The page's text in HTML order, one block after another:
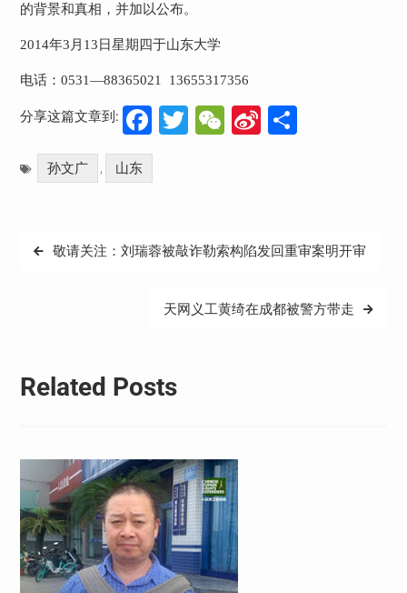
的背景和真相，并加以公布。
2014年3 月 13 日星期四于山东大学
电话： 0531—88365021 13655317356
分享这篇文章到: Facebook
Twitter
WeChat
Sina分
孙文广 , 山东
文
敬请关注：刘瑞蓉被敲诈勒索构陷发回重审案明开审
天网义工黄绮在成都被警方带走
Related Posts